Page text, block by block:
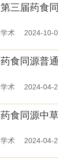
第三届药食
委会2024年
学术 2024-10-
药食同源普
学术 2024-04-
药食同源中
学术 2024-04-